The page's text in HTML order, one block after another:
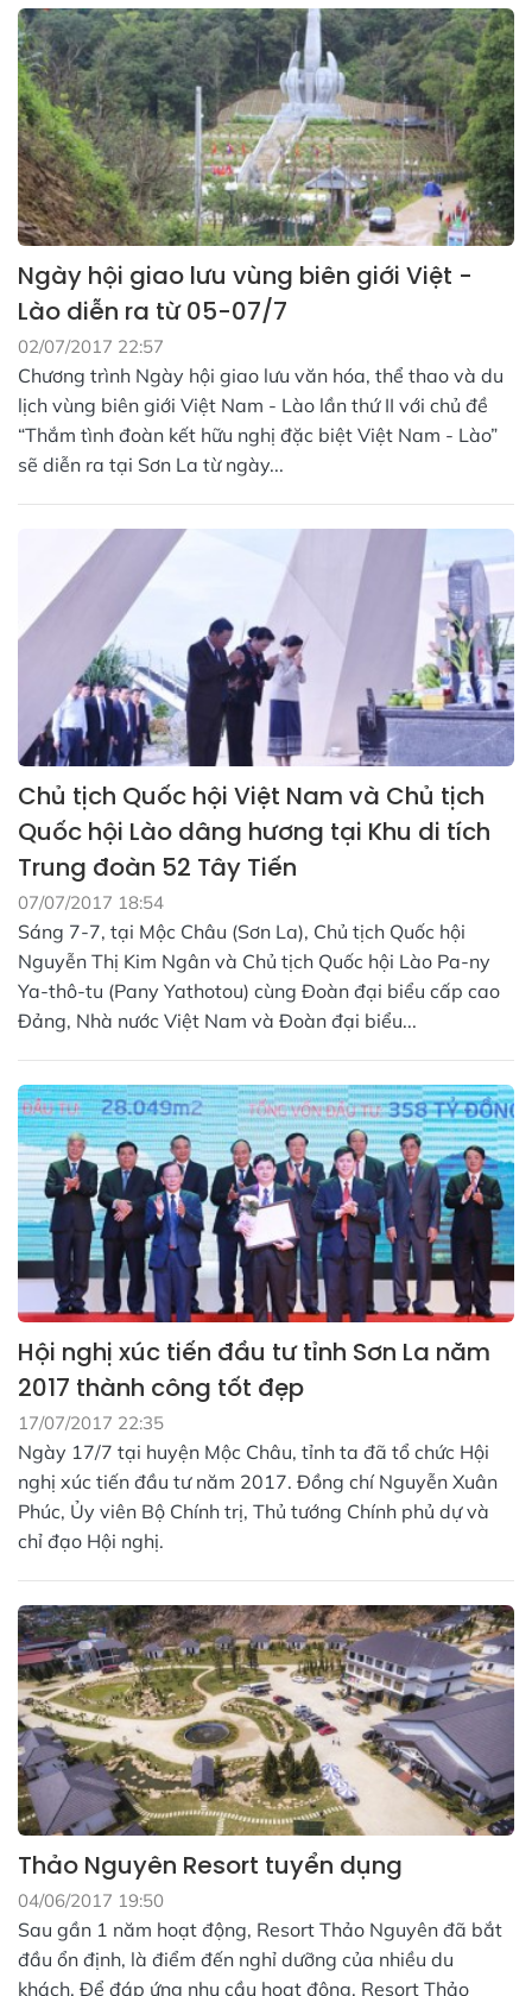
Ngày hội giao lưu vùng biên giới Việt -
Lào diễn ra từ 05-07/7
02/07/2017 22:57
Chương trình Ngày hội giao lưu văn hóa, thể thao và du
lịch vùng biên giới Việt Nam - Lào lần thứ II với chủ đề
“Thắm tình đoàn kết hữu nghị đặc biệt Việt Nam - Lào”
sẽ diễn ra tại Sơn La từ ngày...
Chủ tịch Quốc hội Việt Nam và Chủ tịch
Quốc hội Lào dâng hương tại Khu di tích
Trung đoàn 52 Tây Tiến
07/07/2017 18:54
Sáng 7-7, tại Mộc Châu (Sơn La), Chủ tịch Quốc hội
Nguyễn Thị Kim Ngân và Chủ tịch Quốc hội Lào Pa-ny
Ya-thô-tu (Pany Yathotou) cùng Đoàn đại biểu cấp cao
Đảng, Nhà nước Việt Nam và Đoàn đại biểu...
Hội nghị xúc tiến đầu tư tỉnh Sơn La năm
2017 thành công tốt đẹp
17/07/2017 22:35
Ngày 17/7 tại huyện Mộc Châu, tỉnh ta đã tổ chức Hội
nghị xúc tiến đầu tư năm 2017. Đồng chí Nguyễn Xuân
Phúc, Ủy viên Bộ Chính trị, Thủ tướng Chính phủ dự và
chỉ đạo Hội nghị.
Thảo Nguyên Resort tuyển dụng
04/06/2017 19:50
Sau gần 1 năm hoạt động, Resort Thảo Nguyên đã bắt
đầu ổn định, là điểm đến nghỉ dưỡng của nhiều du
khách. Để đáp ứng nhu cầu hoạt động, Resort Thảo